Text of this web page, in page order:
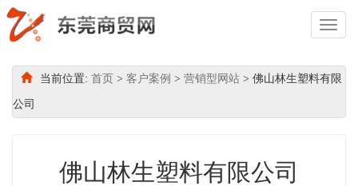
Toggle
当前位置: 首页 > 客户案例 > 营销型网站 > 佛山林生塑料有限
公司
佛山林生塑料有限公司